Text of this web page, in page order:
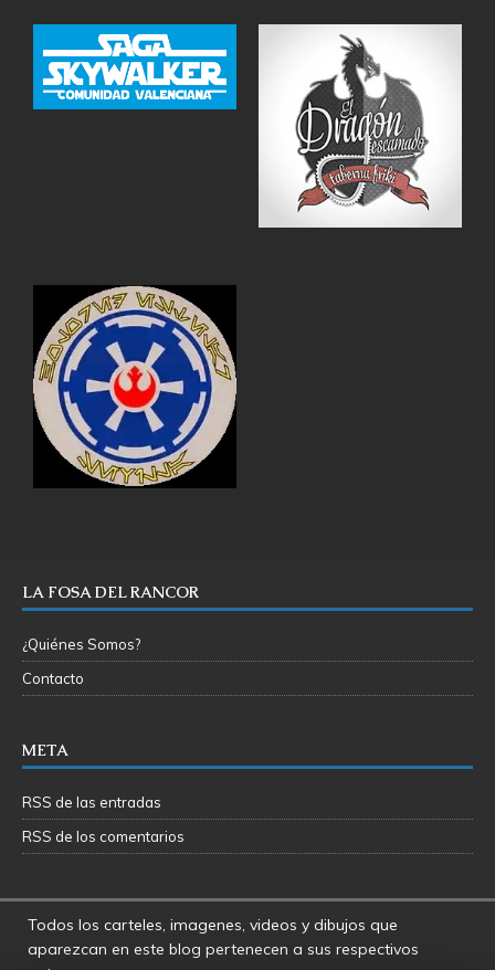
LA FOSA DEL RANCOR
¿Quiénes Somos?
Contacto
META
RSS de las entradas
RSS de los comentarios
Todos los carteles, imagenes, videos y dibujos que
aparezcan en este blog pertenecen a sus respectivos